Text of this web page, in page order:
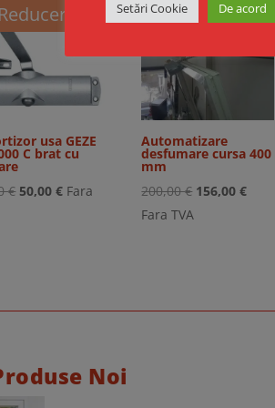
Reduceri!
usa GEZE
C brat cu
€ Prețul
50,00€Prețul
Fara
Reduceri!
Automatizare
desfumare cursa 400
mm
200,00€ Prețul
156,00€Prețul
Fara TVA
Noi
Setări Cookie De acord